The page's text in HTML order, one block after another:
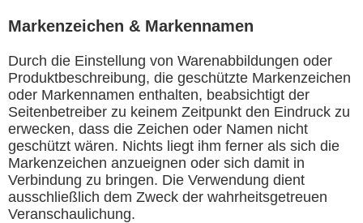
Markenzeichen & Markennamen
Durch die Einstellung von Warenabbildungen oder
Produktbeschreibung, die geschützte Markenzeichen
oder Markennamen enthalten, beabsichtigt der
Seitenbetreiber zu keinem Zeitpunkt den Eindruck zu
erwecken, dass die Zeichen oder Namen nicht
geschützt wären. Nichts liegt ihm ferner als sich die
Markenzeichen anzueignen oder sich damit in
Verbindung zu bringen. Die Verwendung dient
ausschließlich dem Zweck der wahrheitsgetreuen
Veranschaulichung.